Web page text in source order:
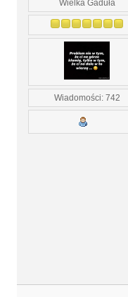
Wielka Gaduła
Wiadomości: 742